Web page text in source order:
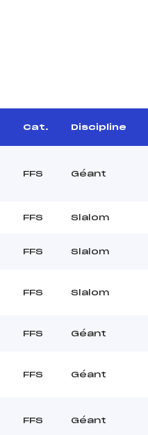
Cat. Discipline
FFS Géant
FFS Slalom
FFS Slalom
FFS Slalom
FFS Géant
FFS Géant
FFS Géant